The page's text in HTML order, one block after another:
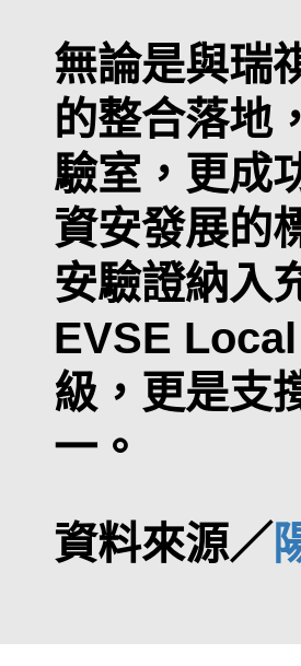
無論是與瑞
的整合落地
驗室，更成
資安發展的
安驗證納入
EVSE
級，更是支
一。
資料來源／